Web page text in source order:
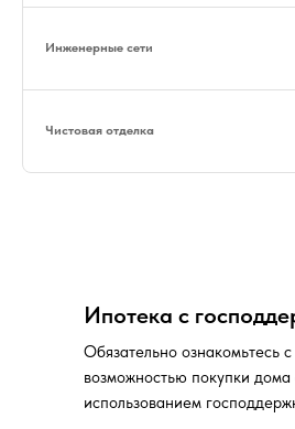
Инженерные сети
Чистовая отделка
Ипотека с
Обязательно ознакомьтесь с
возможностью покупки дома
использованием